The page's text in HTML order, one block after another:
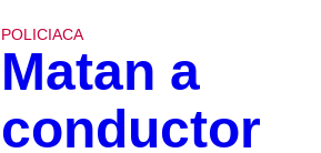
POLICIACA
Matan a
conductor